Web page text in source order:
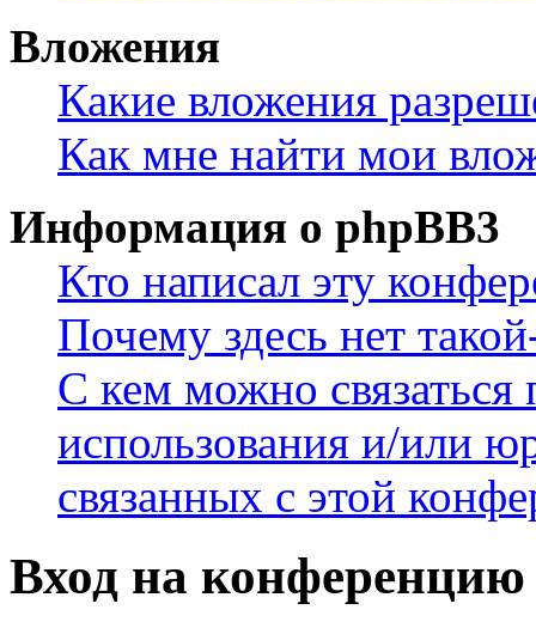
Вложения
Какие вложения
Как мне найти мои
Информация о phpBB3
Кто написал эту
Почему здесь нет
С кем можно связаться
использования и/или
связанных с этой
Вход на конференцию